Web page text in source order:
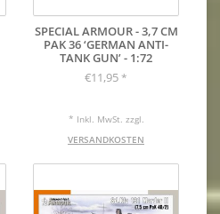
SPECIAL ARMOUR - 3,7 CM
PAK 36 ‘GERMAN ANTI-
TANK GUN’ - 1:72
€11,95 *
* Inkl. MwSt. zzgl.
VERSANDKOSTEN